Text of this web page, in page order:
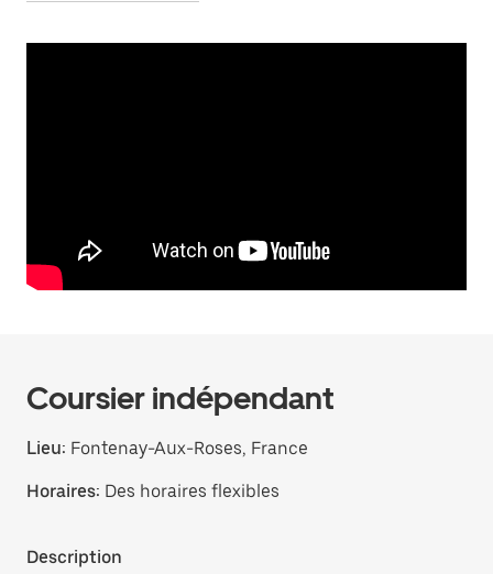
Coursier indépendant
Lieu: Fontenay-Aux-Roses, France
Horaires: Des horaires flexibles
Description